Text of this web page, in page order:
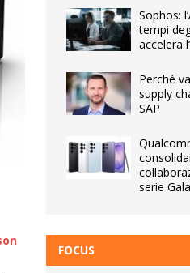
Sophos:
tempi
accelera
Perché
supply
SAP
serie
FOCUS